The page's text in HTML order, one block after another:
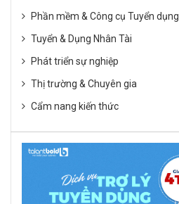
Phần mềm & Công cụ Tuyển dụng
Tuyển & Dụng Nhân Tài
Phát triển sự nghiệp
Thị trường & Chuyên gia
Cẩm nang kiến thức